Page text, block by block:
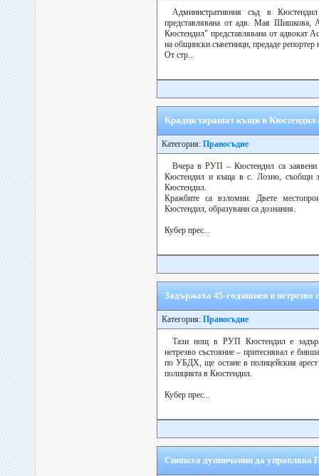
Административния съд в
представлявана от адв. Мая Шишкова,
Кюстендил" представлявана от
на общински съветници, предаде репортер
От стр...
Крадци тарашат къщи в Кюстендил
Категория: Правосъдие
Вчера в РУП – Кюстендил са
Кюстендил и къща в с. Лозно, съобщи
Кюстендил.
Кражбите са взломни. Двете
Кюстендил, образувани са дознания.
Кубер прес...
Задържаха 45-годишнен в нетрезво
Категория: Правосъдие
Тази нощ в РУП Кюстендил е
нетрезво състояние – притеснявал е
по УБДХ, ще остане в полицейския
полицията в Кюстендил.
Кубер прес...
Спипаха дупничанин да управлява